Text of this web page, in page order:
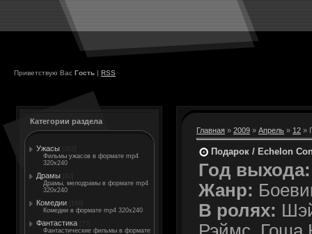
Приветствую Вас Гость | RSS
Категории раздела
Ужасы
Фильмы ужасов в формате mp4
320x240
Драмы
Драмы, мелодрамы в формате mp4
320x240
Комедии
Комедии в формате mp4 320x240
Фантастика
Фантастические фильмы в формате
Главная » 2009 » Апрель » 12 »
Подарок / Echelon
Год выхода:
Жанр:
В ролях: